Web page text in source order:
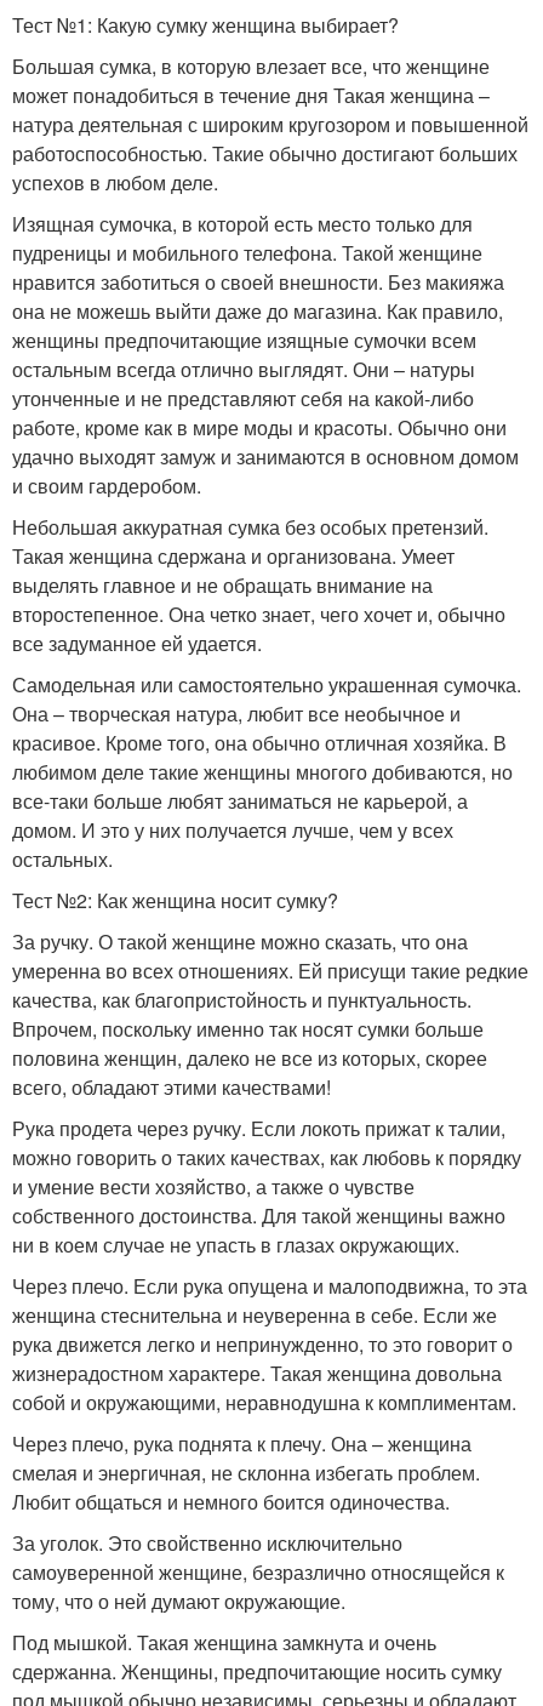
Тест №1: Какую сумку женщина выбирает?
Большая сумка, в которую влезает все, что женщине
может понадобиться в течение дня Такая женщина –
натура деятельная с широким кругозором и повышенной
работоспособностью. Такие обычно достигают больших
успехов в любом деле.
Изящная сумочка, в которой есть место только для
пудреницы и мобильного телефона. Такой женщине
нравится заботиться о своей внешности. Без макияжа
она не можешь выйти даже до магазина. Как правило,
женщины предпочитающие изящные сумочки всем
остальным всегда отлично выглядят. Они – натуры
утонченные и не представляют себя на какой-либо
работе, кроме как в мире моды и красоты. Обычно они
удачно выходят замуж и занимаются в основном домом
и своим гардеробом.
Небольшая аккуратная сумка без особых претензий.
Такая женщина сдержана и организована. Умеет
выделять главное и не обращать внимание на
второстепенное. Она четко знает, чего хочет и, обычно
все задуманное ей удается.
Самодельная или самостоятельно украшенная сумочка.
Она – творческая натура, любит все необычное и
красивое. Кроме того, она обычно отличная хозяйка. В
любимом деле такие женщины многого добиваются, но
все-таки больше любят заниматься не карьерой, а
домом. И это у них получается лучше, чем у всех
остальных.
Тест №2: Как женщина носит сумку?
За ручку. О такой женщине можно сказать, что она
умеренна во всех отношениях. Ей присущи такие редкие
качества, как благопристойность и пунктуальность.
Впрочем, поскольку именно так носят сумки больше
половина женщин, далеко не все из которых, скорее
всего, обладают этими качествами!
Рука продета через ручку. Если локоть прижат к талии,
можно говорить о таких качествах, как любовь к порядку
и умение вести хозяйство, а также о чувстве
собственного достоинства. Для такой женщины важно
ни в коем случае не упасть в глазах окружающих.
Через плечо. Если рука опущена и малоподвижна, то эта
женщина стеснительна и неуверенна в себе. Если же
рука движется легко и непринужденно, то это говорит о
жизнерадостном характере. Такая женщина довольна
собой и окружающими, неравнодушна к комплиментам.
Через плечо, рука поднята к плечу. Она – женщина
смелая и энергичная, не склонна избегать проблем.
Любит общаться и немного боится одиночества.
За уголок. Это свойственно исключительно
самоуверенной женщине, безразлично относящейся к
тому, что о ней думают окружающие.
Под мышкой. Такая женщина замкнута и очень
сдержанна. Женщины, предпочитающие носить сумку